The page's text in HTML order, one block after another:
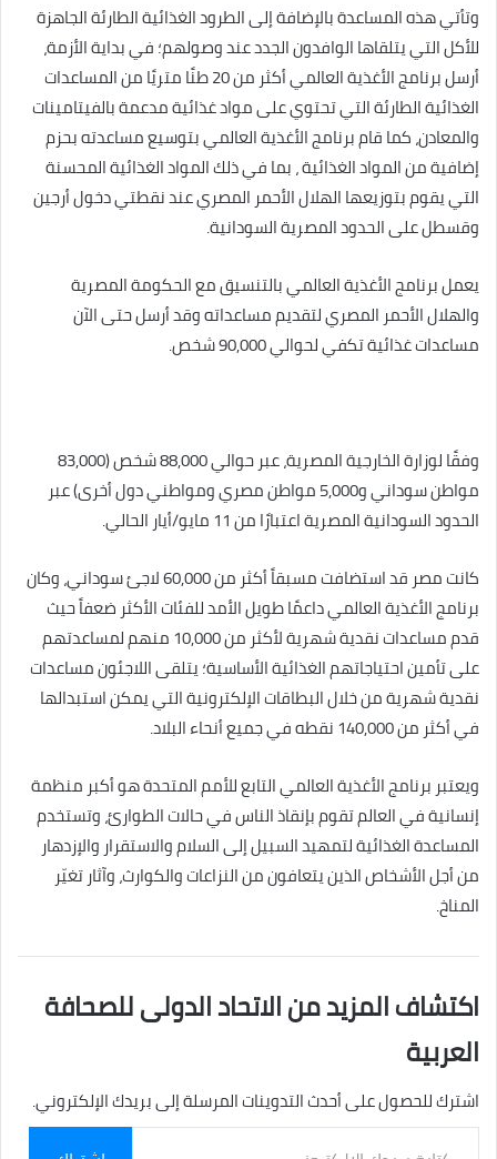
وتأتي هذه المساعدة بالإضافة إلى الطرود الغذائية الطارئة الجاهزة
للأكل التي يتلقاها الوافدون الجدد عند وصولهم؛ في بداية الأزمة،
أرسل برنامج الأغذية العالمي أكثر من 20 طنًا متريًا من المساعدات
الغذائية الطارئة التي تحتوي على مواد غذائية مدعمة بالفيتامينات
والمعادن، كما قام برنامج الأغذية العالمي بتوسيع مساعدته بحزم
إضافية من المواد الغذائية ، بما في ذلك المواد الغذائية المحسنة
التي يقوم بتوزيعها الهلال الأحمر المصري عند نقطتي دخول أرجين
وقسطل على الحدود المصرية السودانية.
يعمل برنامج الأغذية العالمي بالتنسيق مع الحكومة المصرية
والهلال الأحمر المصري لتقديم مساعداته وقد أرسل حتى الآن
مساعدات غذائية تكفي لحوالي 90,000 شخص.
وفقًا لوزارة الخارجية المصرية، عبر حوالي 88,000 شخص (83,000
مواطن سوداني و5,000 مواطن مصري ومواطني دول أخرى) عبر
الحدود السودانية المصرية اعتبارًا من 11 مايو/أيار الحالي.
كانت مصر قد استضافت مسبقاً أكثر من 60,000 لاجئ سوداني، وكان
برنامج الأغذية العالمي داعمًا طويل الأمد للفئات الأكثر ضعفاً حيث
قدم مساعدات نقدية شهرية لأكثر من 10,000 منهم لمساعدتهم
على تأمين احتياجاتهم الغذائية الأساسية؛ يتلقى اللاجئون مساعدات
نقدية شهرية من خلال البطاقات الإلكترونية التي يمكن استبدالها
في أكثر من 140,000 نقطه في جميع أنحاء البلاد.
ويعتبر برنامج الأغذية العالمي التابع للأمم المتحدة هو أكبر منظمة
إنسانية في العالم تقوم بإنقاذ الناس في حالات الطوارئ، وتستخدم
المساعدة الغذائية لتمهيد السبيل إلى السلام والاستقرار والإزدهار
من أجل الأشخاص الذين يتعافون من النزاعات والكوارث، وآثار تغيّر
المناخ.
اكتشاف المزيد من الاتحاد الدولى للصحافة
العربية
اشترك للحصول على أحدث التدوينات المرسلة إلى بريدك الإلكتروني.